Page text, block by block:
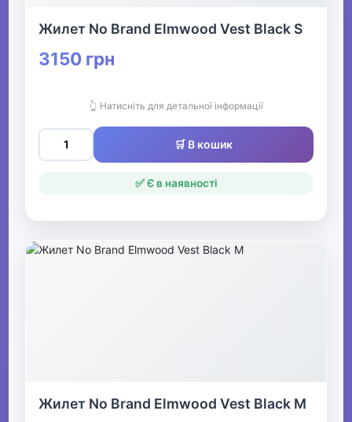
Жилет No Brand Elmwood Vest Black S
3150 грн
👆 Натисніть для детальної інформації
🛒 В кошик
✅ Є в наявності
Жилет No Brand Elmwood Vest Black M